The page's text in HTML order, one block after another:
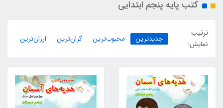
کتب پایه پنجم ابتدایی
ترتیب
نمایش:
جدیدترین محبوب‌ترین گران‌ترین ارزان‌ترین